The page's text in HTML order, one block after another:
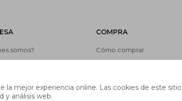
la mejor experiencia online. Las cookies de este
y análisis web.
somos?
tiendas
COMPRA
Cómo comprar